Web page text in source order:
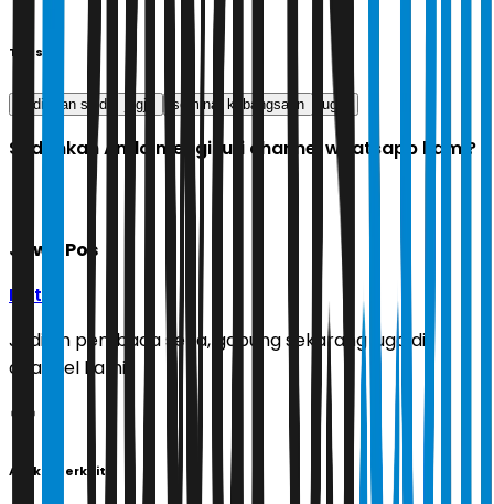
Tags
sudirman said jogja seminar kebangsaan ugm
Sudahkah Anda mengikuti channel whatsapp kami?
Jawa Pos
Ikuti
Jadilah pembaca setia, gabung sekarang juga di
channel kami!
Artikel Terkait